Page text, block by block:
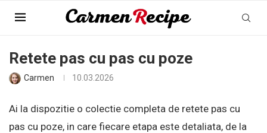
Retete pas cu pas cu poze
Retete pas cu pas cu poze
Carmen 10.03.2026
Ai la dispozitie o colectie completa de retete pas cu
pas cu poze, in care fiecare etapa este detaliata, de la